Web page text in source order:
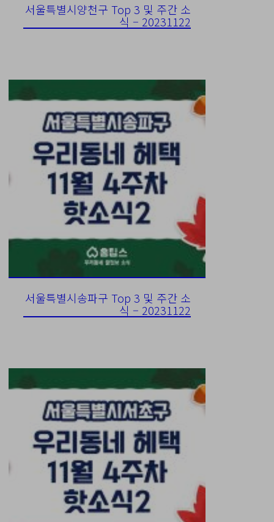
서울특별시양천구 Top 3 및 주간 소
식 – 20231122
서울특별시송파구 Top 3 및 주간 소
식 – 20231122